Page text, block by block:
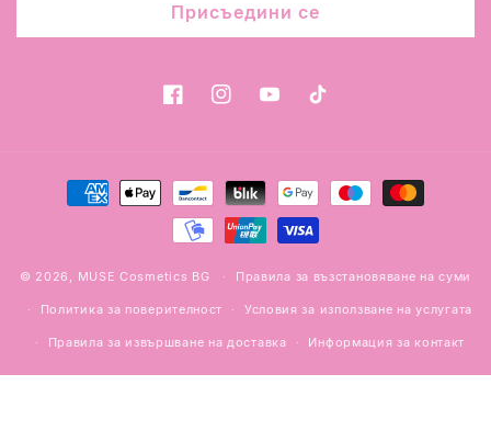
Присъедини се
FacebookInstagramYouTubeTikTok
Начини
© 2026, MUSE Cosmetics BG Правила за възстановяване на суми
Политика за поверителност Условия за използване на услугата
Правила за извършване на доставка Информация за контакт